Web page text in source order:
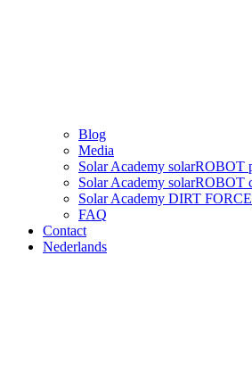
Blog
Media
Solar Academy solarROBOT
Solar Academy solarROBOT
Solar Academy DIRT FORCE
FAQ
Contact
Nederlands